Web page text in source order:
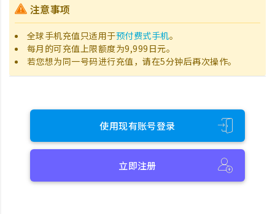
注意事项
全球手机充值只适用于预付费式手机。
每月的可充值上限额度为9,999日元。
若您想为同一号码进行充值，请在5分钟后再次操作。
使用现有账号登录
立即注册